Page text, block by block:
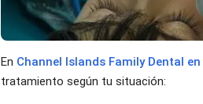
En Channel Islands Family Dental
tratamiento según tu situación: